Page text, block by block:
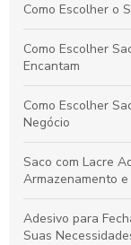
Como Escolher o
Como Escolher
Encantam
Como Escolher
Negócio
Saco com Lacre
Armazenamento
Adesivo para
Suas